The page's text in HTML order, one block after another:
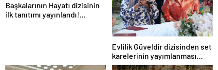
Başkalarının Hayatı dizisinin
ilk tanıtımı yayınlandı!
Evlilik Güveldir dizisinden set
karelerinin yayımlanması
sürüyor